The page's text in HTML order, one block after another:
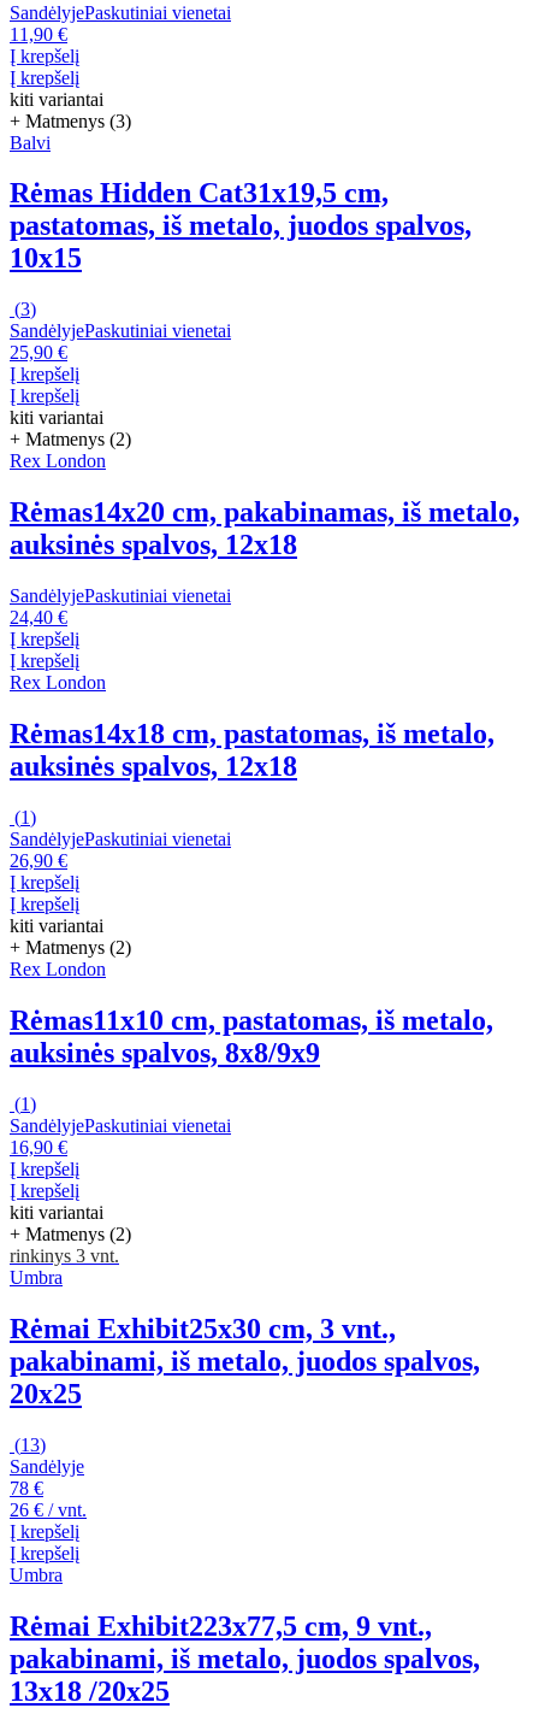
SandėlyjePaskutiniai vienetai
11,90 €
Į krepšelį
Į krepšelį
kiti variantai
+ Matmenys (3)
Balvi
Rėmas Hidden Cat31x19,5 cm,
pastatomas, iš metalo, juodos spalvos,
10x15
(3)
SandėlyjePaskutiniai vienetai
25,90 €
Į krepšelį
Į krepšelį
kiti variantai
+ Matmenys (2)
Rex London
Rėmas14x20 cm, pakabinamas, iš metalo,
auksinės spalvos, 12x18
SandėlyjePaskutiniai vienetai
24,40 €
Į krepšelį
Į krepšelį
Rex London
Rėmas14x18 cm, pastatomas, iš metalo,
auksinės spalvos, 12x18
(1)
SandėlyjePaskutiniai vienetai
26,90 €
Į krepšelį
Į krepšelį
kiti variantai
+ Matmenys (2)
Rex London
Rėmas11x10 cm, pastatomas, iš metalo,
auksinės spalvos, 8x8/9x9
(1)
SandėlyjePaskutiniai vienetai
16,90 €
Į krepšelį
Į krepšelį
kiti variantai
+ Matmenys (2)
rinkinys 3 vnt.
Umbra
Rėmai Exhibit25x30 cm, 3 vnt.,
pakabinami, iš metalo, juodos spalvos,
20x25
(13)
Sandėlyje
78 €
26 € / vnt.
Į krepšelį
Į krepšelį
Umbra
Rėmai Exhibit223x77,5 cm, 9 vnt.,
pakabinami, iš metalo, juodos spalvos,
13x18 /20x25